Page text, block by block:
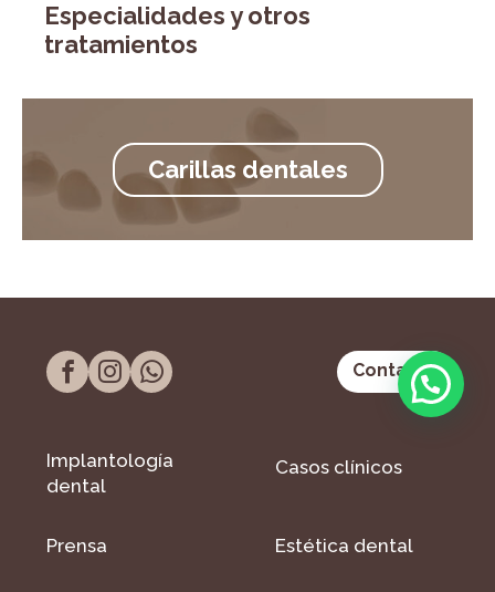
Especialidades y otros
tratamientos
Carillas dentales
Contacto
Implantología
dental
Casos clínicos
Prensa Estética dental